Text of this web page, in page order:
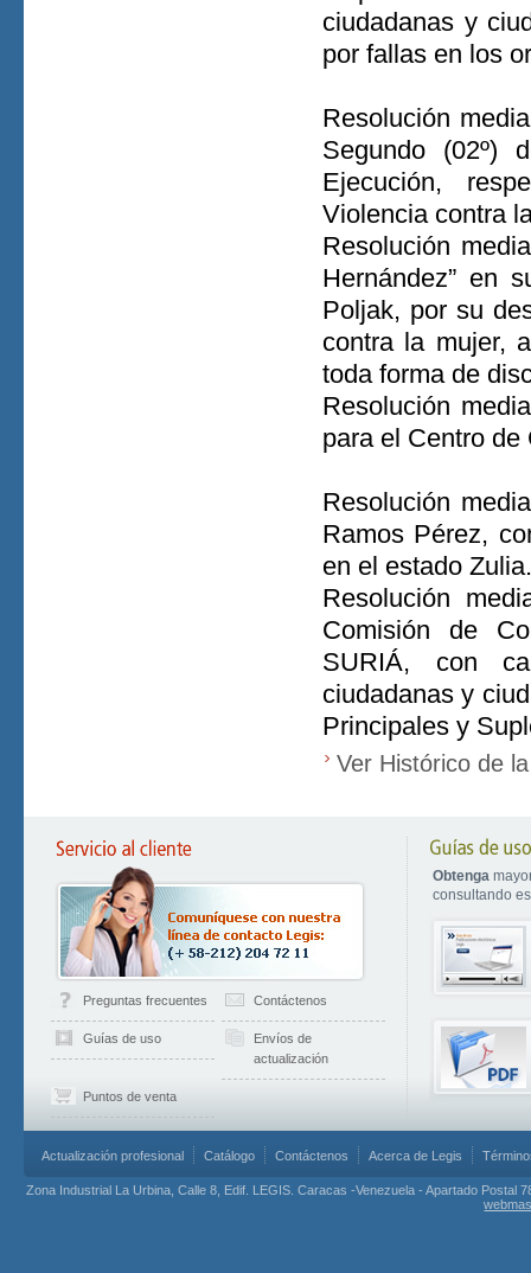
ciudadanas y
por fallas en los
Resolución
Segundo (02º)
Ejecución,
Violencia contra
Resolución
Hernández” en
Poljak, por su
contra la mujer,
toda forma de
Resolución
para el Centro
Resolución
Ramos Pérez,
en el estado Zulia.
Resolución
Comisión de
SURIÁ, con
ciudadanas y
Principales y
Ver Histórico de
Preguntas frecuentes Contáctenos
Guías de uso
Envíos de
actualización
Puntos de venta
Obtenga
consultando
Actualización profesional Catálogo Contáctenos Acerca de Legis
Zona Industrial La Urbina, Calle 8, Edif. LEGIS. Caracas -Venezuela - Apartado